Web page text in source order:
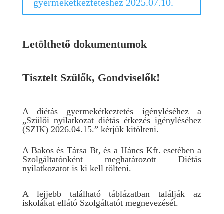
gyermekétkeztetéshez 2025.07.10.
Letölthető dokumentumok
Tisztelt Szülők, Gondviselők!
A diétás gyermekétkeztetés igényléséhez a
„Szülői nyilatkozat diétás étkezés igényléséhez
(SZIK) 2026.04.15.” kérjük kitölteni.
A Bakos és Társa Bt, és a Háncs Kft. esetében a
Szolgáltatónként meghatározott Diétás
nyilatkozatot is ki kell tölteni.
A lejjebb található táblázatban találják az
iskolákat ellátó Szolgáltatót megnevezését.